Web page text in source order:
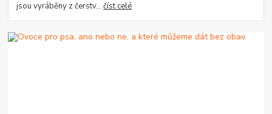
jsou vyráběny z čerstv...číst celé